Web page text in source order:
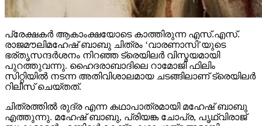
പ്രേക്ഷകര്‍ ആകാംക്ഷയോടെ കാത്തിരുന്ന എസ്.എസ്.
രാജമൗലിമഹേഷ് ബാബു ചിത്രം ‘വാരണാസി’യുടെ
ഭര്തൃസന്ദര്‍ശനം നിറഞ്ഞ ട്രെയിലര്‍ വിസ്മയമായി
പുറത്തുവന്നു. ഹൈദരാബാദിലെ റാമോജി ഫിലിം
സിറ്റിയില്‍ നടന്ന അതിവിശാലമായ ചടങ്ങിലാണ് ട്രെയിലര്‍
റിലീസ് ചെയ്തത്.
ചിത്രത്തില്‍ രുദ്ര എന്ന കഥാപാത്രമായി മഹേഷ് ബാബു
എത്തുന്നു. മഹേഷ് ബാബു, പ്രിയങ്ക ചോപ്ര, പൃഥ്വിരാജ്